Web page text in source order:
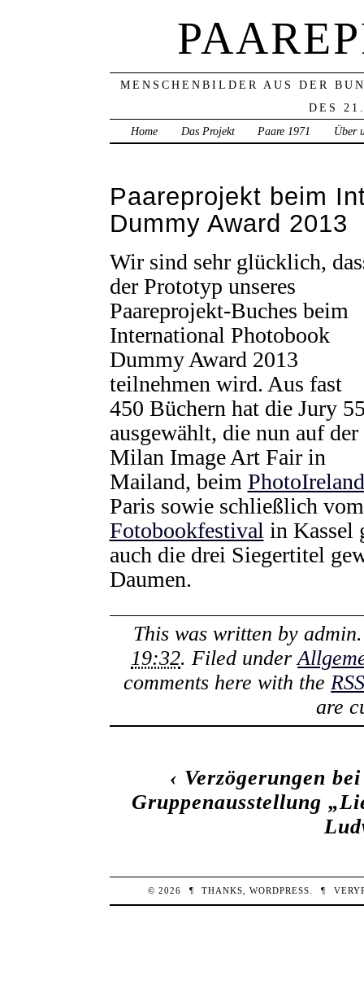
MENSCHENBILDER AUS DER
DES
Home
Das Projekt Paare 1971 Über
Paareprojekt beim
Dummy Award 2013
Wir sind sehr glücklich,
der Prototyp unseres
Paareprojekt-Buches beim
International Photobook
Dummy Award 2013
teilnehmen wird. Aus fast
450 Büchern hat die Jury
ausgewählt, die nun auf der
Milan Image Art Fair in
Mailand, beim PhotoIreland
Paris sowie schließlich
Fotobookfestival in Kassel
auch die drei Siegertitel
Daumen.
This was written byadmin
19:32. Filed under
comments here with the
are
‹ Verzögerungen
Gruppenausstellung
© 2026 ¶ THANKS,WORDPRESS ¶